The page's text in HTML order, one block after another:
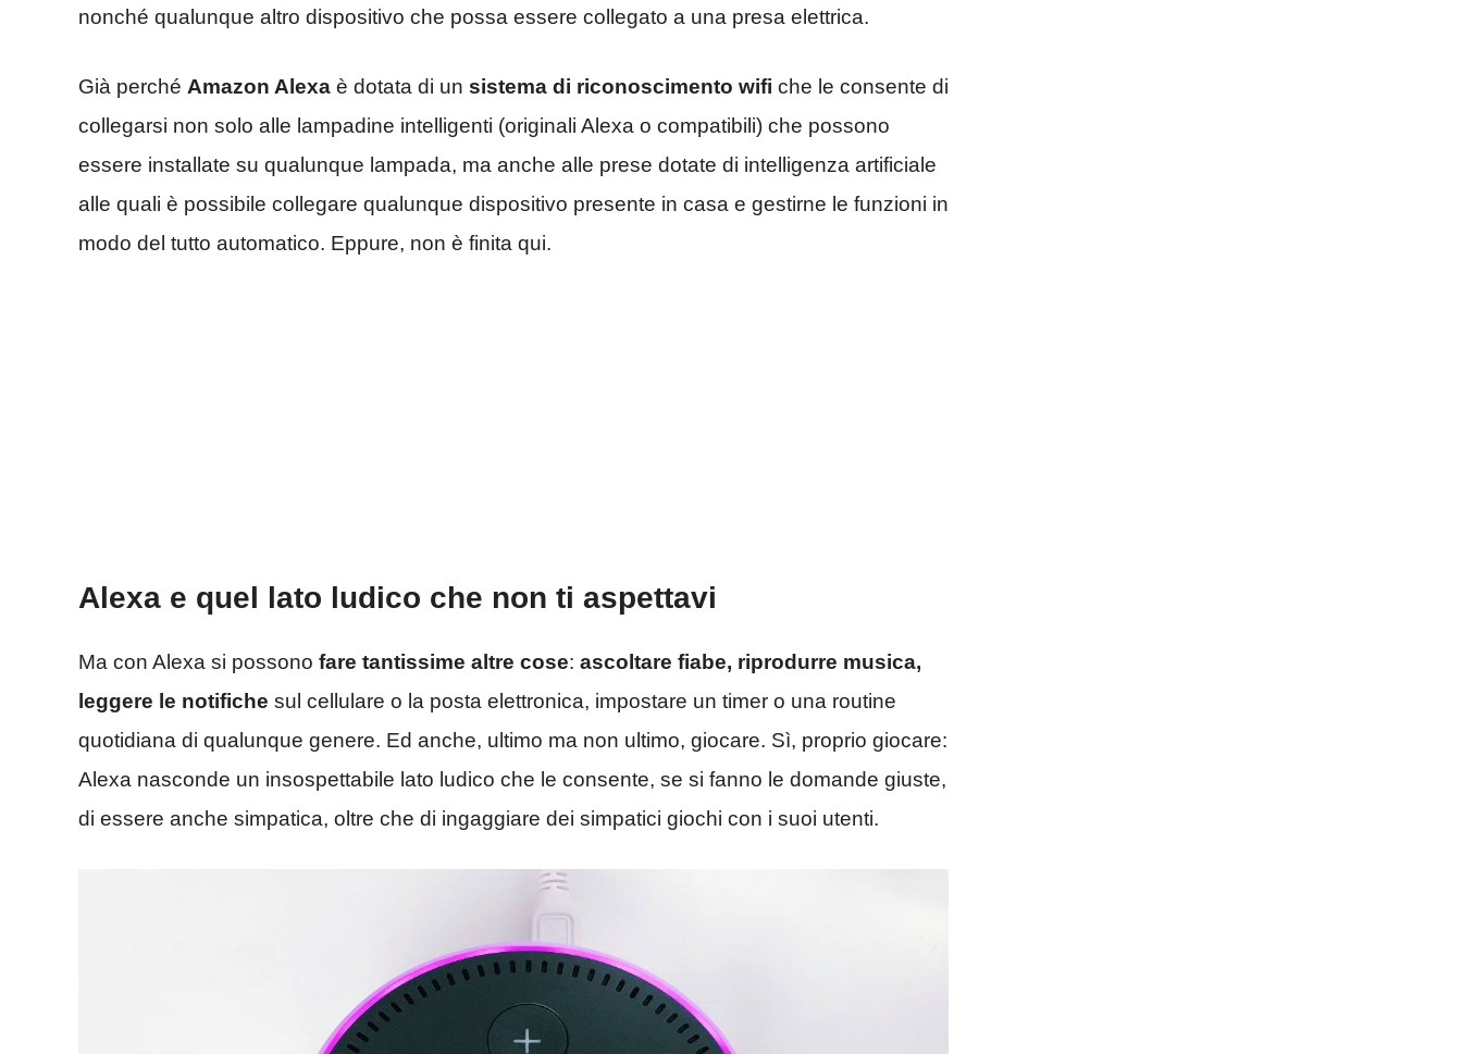
nonché qualunque altro dispositivo che possa essere collegato a una presa elettrica.
Già perché Amazon Alexa è dotata di un sistema di riconoscimento wifi che le consente di
collegarsi non solo alle lampadine intelligenti (originali Alexa o compatibili) che possono
essere installate su qualunque lampada, ma anche alle prese dotate di intelligenza artificiale
alle quali è possibile collegare qualunque dispositivo presente in casa e gestirne le funzioni in
modo del tutto automatico. Eppure, non è finita qui.
Alexa e quel lato ludico che non ti aspettavi
Ma con Alexa si possono fare tantissime altre cose: ascoltare fiabe, riprodurre musica,
leggere le notifiche sul cellulare o la posta elettronica, impostare un timer o una routine
quotidiana di qualunque genere. Ed anche, ultimo ma non ultimo, giocare. Sì, proprio giocare:
Alexa nasconde un insospettabile lato ludico che le consente, se si fanno le domande giuste,
di essere anche simpatica, oltre che di ingaggiare dei simpatici giochi con i suoi utenti.